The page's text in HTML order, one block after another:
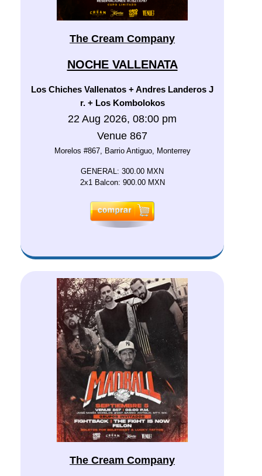
The Cream Company
NOCHE VALLENATA
Los Chiches Vallenatos + Andres Landeros J
r. + Los Kombolokos
22 Aug 2026, 08:00 pm
Venue 867
Morelos #867, Barrio Antiguo, Monterrey
GENERAL: 300.00 MXN
2x1 Balcon: 900.00 MXN
The Cream Company